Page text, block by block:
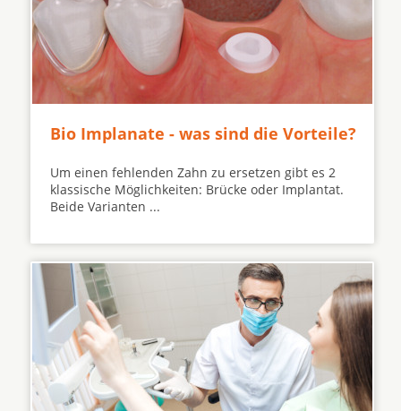
Bio Implanate - was sind die Vorteile?
Um einen fehlenden Zahn zu ersetzen gibt es 2
klassische Möglichkeiten: Brücke oder Implantat.
Beide Varianten ...